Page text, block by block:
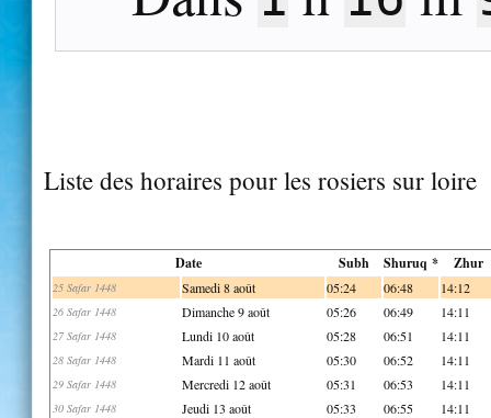
Liste des horaires pour les rosiers sur loire
Date Subh Shuruq * Zhur
25 Safar 1448 Samedi 8 août 05:24 06:48 14:12
26 Safar 1448 Dimanche 9 août 05:26 06:49 14:11
27 Safar 1448 Lundi 10 août 05:28 06:51 14:11
28 Safar 1448 Mardi 11 août 05:30 06:52 14:11
29 Safar 1448 Mercredi 12 août 05:31 06:53 14:11
30 Safar 1448 Jeudi 13 août 05:33 06:55 14:11